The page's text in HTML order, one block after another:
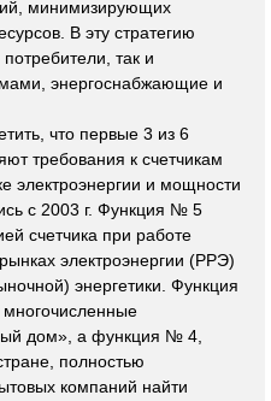
минимизирующих
В эту стратегию
так и
энергоснабжающие и
что первые 3 из 6
требования к счетчикам
и мощности
с 2003 г. Функция № 5
счетчика при работе
электроэнергии (РРЭ)
энергетики. Функция
многочисленные
дом», а функция № 4,
полностью
компаний найти